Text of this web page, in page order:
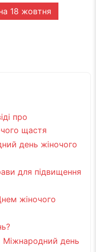
18 жовтня
про
щастя
день жіночого
для підвищення
жіночого
Міжнародний день